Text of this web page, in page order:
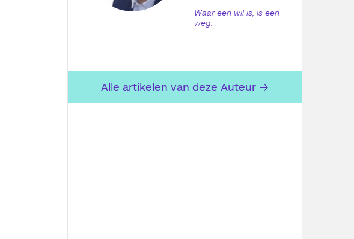
Waar een wil is, is een
weg.
Alle artikelen van deze Auteur